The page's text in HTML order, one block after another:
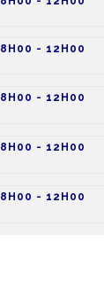
8H00 - 12H00
8H00 - 12H00
8H00 - 12H00
8H00 - 12H00